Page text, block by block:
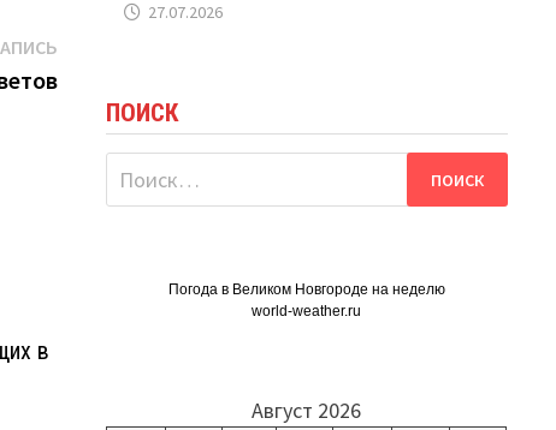
Следующая
запись:
в
27.07.2026
ПОИСК
Найти:
Погода в Великом Новгороде на неделю
world-weather.ru
Август 2026